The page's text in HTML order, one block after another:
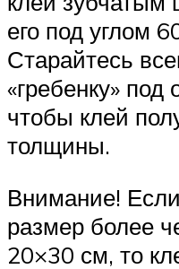
его под углом
Старайтесь
«гребенку»
чтобы клей
толщины.
Внимание!
размер более
20×30 см, то